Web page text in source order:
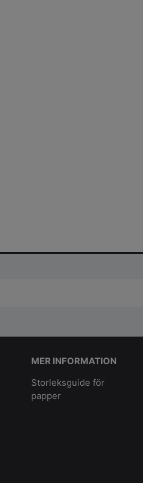
MER INFORMATION
Storleksguide för
papper